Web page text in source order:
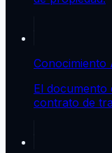
Conocimiento
El
contrato de